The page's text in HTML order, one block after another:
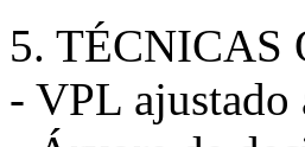
5. TÉCNICAS
- VPL ajustado